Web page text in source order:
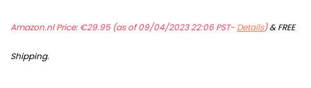
Amazon.nl Price:€29.95(as of 09/04/2023 22:06 PST- Details)&FREE
Shipping.